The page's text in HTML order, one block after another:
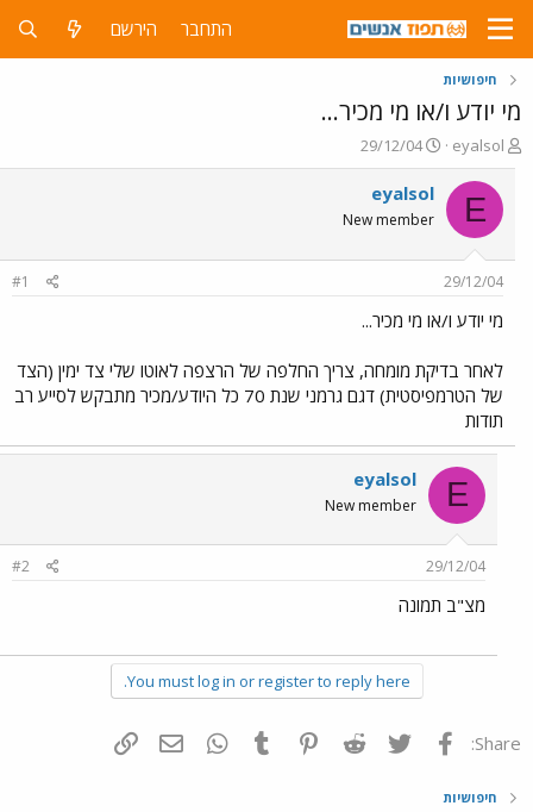
התחבר הירשם
חיפושיות
מי יודע ו/או מי מכיר...
פ
ו
ת
ח
ה
ש
א
eyalsol
פ
ו
ר
ם
ר
29/12/04
E
eyalsol
New member
29/12/04
#1
מי יודע ו/או מי מכיר...
לאחר בדיקת מומחה, צריך החלפה של הרצפה לאוטו שלי צד ימין (הצד
של הטרמפיסטית) דגם גרמני שנת 70 כל היודע/מכיר מתבקש לסייע רב
תודות
E
eyalsol
New member
29/12/04
#2
מצ"ב תמונה
You must log in or register to reply here.
Share: פייסבוק Twitter
Reddit
Pinterest
Tumblr
WhatsAppדואר אלקטרוני
חיפושיות